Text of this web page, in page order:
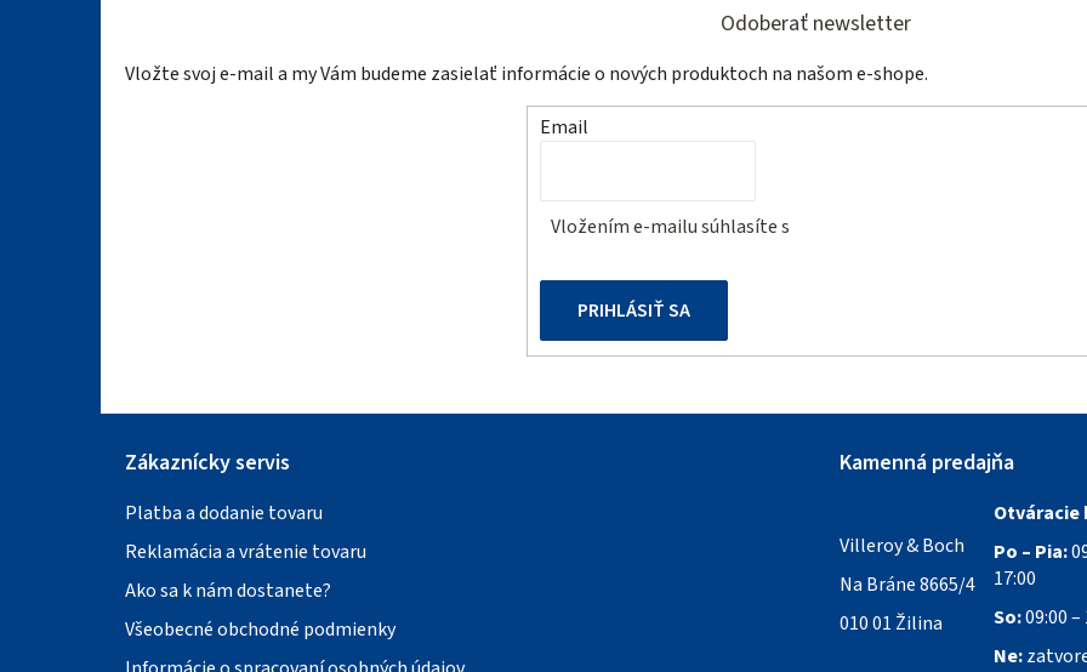
Odoberať newsletter
Vložte svoj e-mail a my Vám budeme zasielať informácie o nových produktoch na našom e-shope.
Email
Vložením e-mailu súhlasíte s
PRIHLÁSIŤ SA
Zákaznícky servis
Platba a dodanie tovaru
Reklamácia a vrátenie tovaru
Ako sa k nám dostanete?
Všeobecné obchodné podmienky
Kamenná predajňa
Villeroy & Boch
Na Bráne 8665/4
010 01 Žilina
Otváracie
Po – Pia:
17:00
So:09:00 –
Ne: